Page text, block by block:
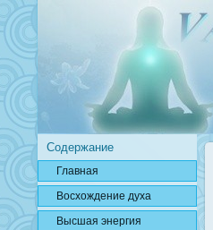
Содержание
Главная
Вοсхождение духа
Высшая энергия